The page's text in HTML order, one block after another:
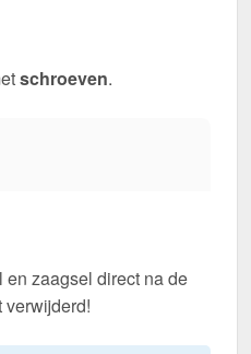
schroeven.
en zaagsel direct na de
verwijderd!